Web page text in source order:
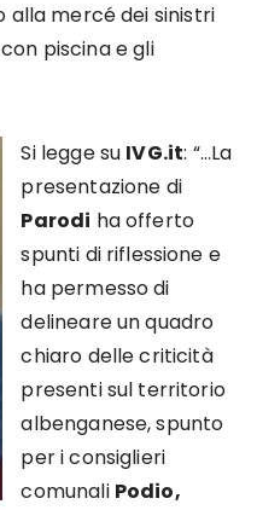
alla mercé dei sinistri
piscina e gli
Si legge su IVG.it: “…La
presentazione di
Parodi ha offerto
spunti di riflessione e
ha permesso di
delineare un quadro
chiaro delle criticità
presenti sul territorio
albenganese, spunto
per i consiglieri
comunali Podio,